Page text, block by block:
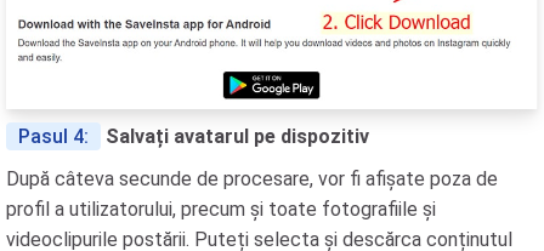
Pasul 4:
Salvați avatarul pe dispozitiv
După câteva secunde de procesare, vor fi afișate poza de
profil a utilizatorului, precum și toate fotografiile și
videoclipurile postării. Puteți selecta și descărca conținutul